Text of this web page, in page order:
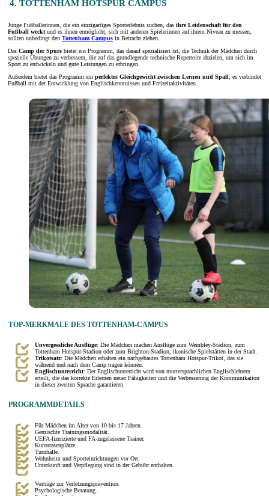
4. TOTTENHAM HOTSPUR CAMPUS
Junge Fußballerinnen, die ein einzigartiges Sporterlebnis suchen, das ihre Leidenschaft für den
Fußball wecktund es ihnen ermöglicht, sich mit anderen Spielerinnen auf ihrem Niveau zu messen,
sollten unbedingt den Tottenham Campus in Betracht ziehen.
Das Camp der Spurs bietet ein Programm, das darauf spezialisiert ist, die Technik der Mädchen durch
spezielle Übungen zu verbessern, die auf das grundlegende technische Repertoire abzielen, um sich im
Sport zu entwickeln und gute Leistungen zu erbringen.
Außerdem bietet das Programm ein perfektes Gleichgewicht zwischen Lernen und Spaß; es verbindet
Fußball mit der Entwicklung von Englischkenntnissen und Freizeitaktivitäten.
TOP-MERKMALE DES TOTTENHAM-CAMPUS
Unvergessliche Ausflüge: Die Mädchen machen Ausflüge zum Wembley-Stadion, zum
Tottenham Hotspur-Stadion oder zum Brighton-Stadion, ikonische Spielstätten in der Stadt.
Trikotsatz: Die Mädchen erhalten ein nachgebautes Tottenham Hotspur-Trikot, das sie
während und nach dem Camp tragen können.
Englischunterricht: Der Englischunterricht wird von muttersprachlichen Englischlehrern
erteilt, die das korrekte Erlernen neuer Fähigkeiten und die Verbesserung der Kommunikation
in dieser zweiten Sprache garantieren.
PROGRAMMDETAILS
Für Mädchen im Alter von 10 bis 17 Jahren.
Gemischte Trainingsmodalität.
UEFA-lizenzierte und FA-zugelassene Trainer.
Kunstrasenplätze.
Turnhalle.
Wohnheim und Sporteinrichtungen vor Ort.
Unterkunft und Verpflegung sind in der Gebühr enthalten.
Vorträge zur Verletzungsprävention.
Psychologische Beratung.